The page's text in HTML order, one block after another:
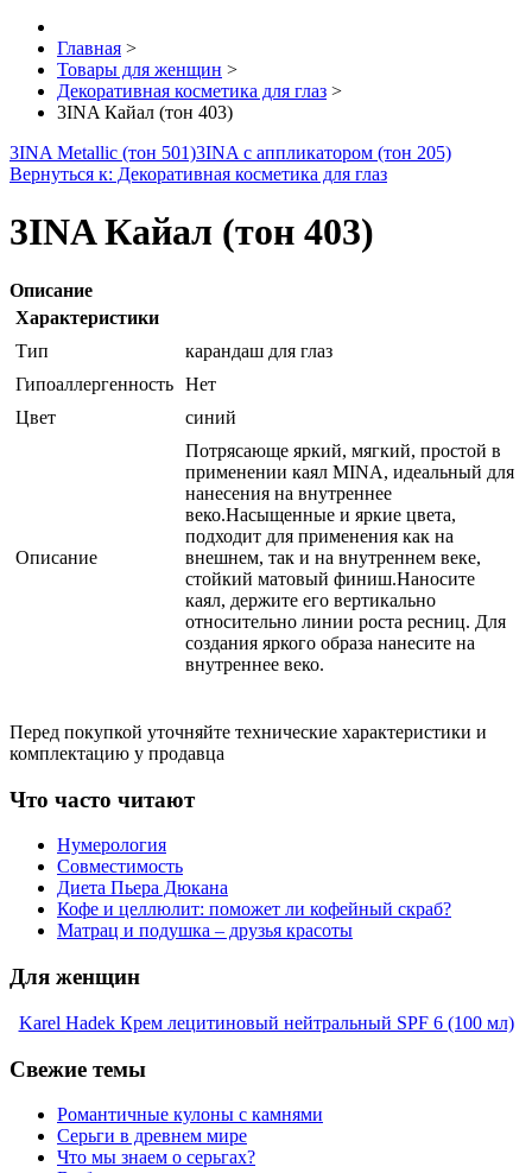
Главная >
Товары для женщин >
Декоративная косметика для глаз >
3INA Кайал (тон 403)
3INA Metallic (тон 501)3INA с аппликатором (тон 205)
Вернуться к: Декоративная косметика для глаз
3INA Кайал (тон 403)
Описание
Характеристики
Тип
карандаш для глаз
Гипоаллергенность Нет
Цвет
синий
Описание
Потрясающе яркий, мягкий, простой в
применении каял MINA, идеальный для
нанесения на внутреннее
веко.Насыщенные и яркие цвета,
подходит для применения как на
внешнем, так и на внутреннем веке,
стойкий матовый финиш.Наносите
каял, держите его вертикально
относительно линии роста ресниц. Для
создания яркого образа нанесите на
внутреннее веко.
Перед покупкой уточняйте технические характеристики и
комплектацию у продавца
Что часто читают
Нумерология
Совместимость
Диета Пьера Дюкана
Кофе и целлюлит: поможет ли кофейный скраб?
Матрац и подушка – друзья красоты
Для женщин
Karel Hadek Крем лецитиновый нейтральный SPF 6 (100 мл)
Свежие темы
Романтичные кулоны с камнями
Серьги в древнем мире
Что мы знаем о серьгах?